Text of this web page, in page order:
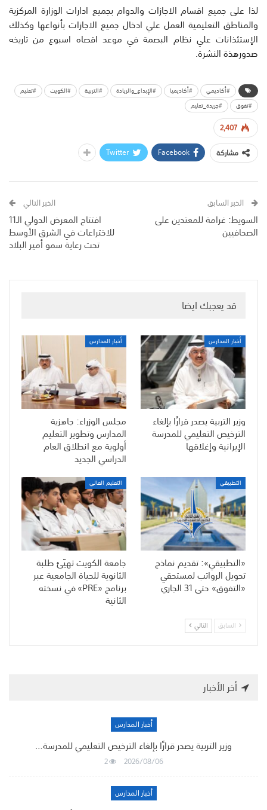
لذا على جميع اقسام الاجازات والدوام بجميع ادارات الوزارة المركزية
والمناطق التعليمية العمل علي ادخال جميع الاجازات بأنواعها وكذلك
الإستئذانات علي نظام البصمة في موعد اقصاه اسبوع من تاريخه
صدورهذة النشرة.
#أكاديمي #أكاديميا #الإبداع_والريادة #التربية #الكويت
#تعليم
#تفوق
#جريدة_تعليم
2,407
مشاركة
Facebook
Twitter
الخبر السابق
السويط: غرامة للمعتدين على
الصحافيين
الخبر التالي
افتتاح المعرض الدولي الـ11
للاختراعات في الشرق الأوسط
تحت رعاية سمو أمير البلاد
قد يعجبك ايضا
أخبار المدارس
وزير التربية يصدر قرارًا بإلغاء
الترخيص التعليمي للمدرسة
الإيرانية وإغلاقها
أخبار المدارس
مجلس الوزراء: جاهزية
المدارس وتطوير التعليم
أولوية مع انطلاق العام
الدراسي الجديد
التطبيقي
«التطبيقي»: تقديم نماذج
تحويل الرواتب لمستحقي
«التفوق» حتى 31 الجاري
التعليم العالي
جامعة الكويت تهيّئ طلبة
الثانوية للحياة الجامعية عبر
برنامج «PRE» في نسخته
الثانية
السابق التالي
أخر الأخبار
أخبار المدارس
وزير التربية يصدر قرارًا بإلغاء الترخيص التعليمي للمدرسة…
2026/08/06
2
أخبار المدارس